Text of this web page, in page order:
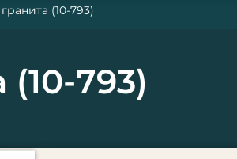
(10-793)
793)